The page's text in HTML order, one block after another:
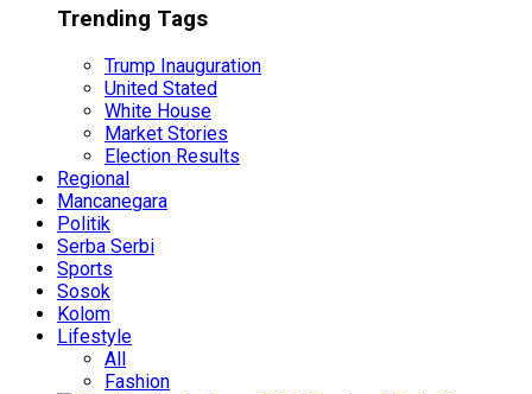
Trending Tags
Trump Inauguration
United Stated
White House
Market Stories
Election Results
Regional
Mancanegara
Politik
Serba Serbi
Sports
Sosok
Kolom
Lifestyle
All
Fashion